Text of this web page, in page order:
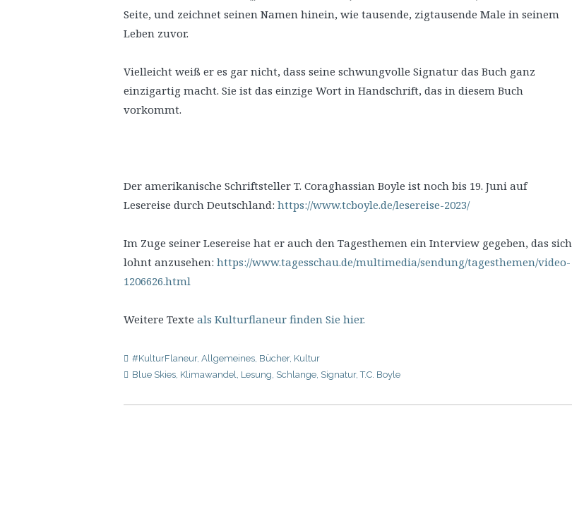
Seite, und zeichnet seinen Namen hinein, wie tausende, zigtausende Male in seinem
Leben zuvor.
Vielleicht weiß er es gar nicht, dass seine schwungvolle Signatur das Buch ganz
einzigartig macht. Sie ist das einzige Wort in Handschrift, das in diesem Buch
vorkommt.
Der amerikanische Schriftsteller T. Coraghassian Boyle ist noch bis 19. Juni auf
Lesereise durch Deutschland: https://www.tcboyle.de/lesereise-2023/
Im Zuge seiner Lesereise hat er auch den Tagesthemen ein Interview gegeben, das sich
lohnt anzusehen: https://www.tagesschau.de/multimedia/sendung/tagesthemen/video-
1206626.html
Weitere Texte als Kulturflaneur finden Sie hier.
#KulturFlaneur, Allgemeines Bücher, Kultur
Blue Skies Klimawandel Lesung Schlange Signatur,T.C. Boyle